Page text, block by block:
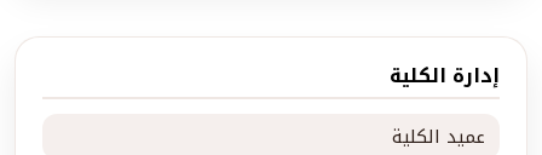
إدارة الكلية
عميد الكلية